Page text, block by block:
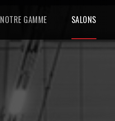
NOTRE GAMME SALONS